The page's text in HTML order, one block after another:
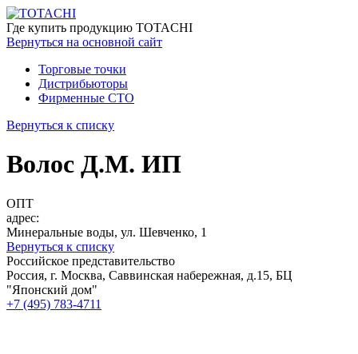
Где купить продукцию TOTACHI
Вернуться на основной сайт
Торговые точки
Дистрибьюторы
Фирменные СТО
Вернуться к списку
Волос Д.М. ИП
ОПТ
адрес:
Минеральные воды, ул. Шевченко, 1
Вернуться к списку
Российское представительство
Россия, г. Москва, Саввинская набережная, д.15, БЦ
"Японский дом"
+7 (495) 783-4711